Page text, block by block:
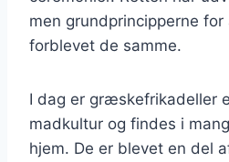
men grundprincipperne
forblevet de samme.
I dag er græskefrikadeller
madkultur og findes i
hjem. De er blevet en del